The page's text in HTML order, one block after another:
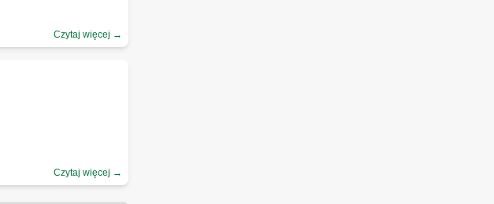
Czytaj więcej →
Czytaj więcej →